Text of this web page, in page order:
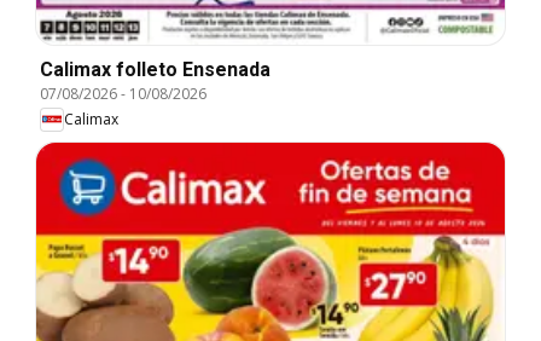
Calimax folleto Ensenada
07/08/2026- 10/08/2026
Calimax